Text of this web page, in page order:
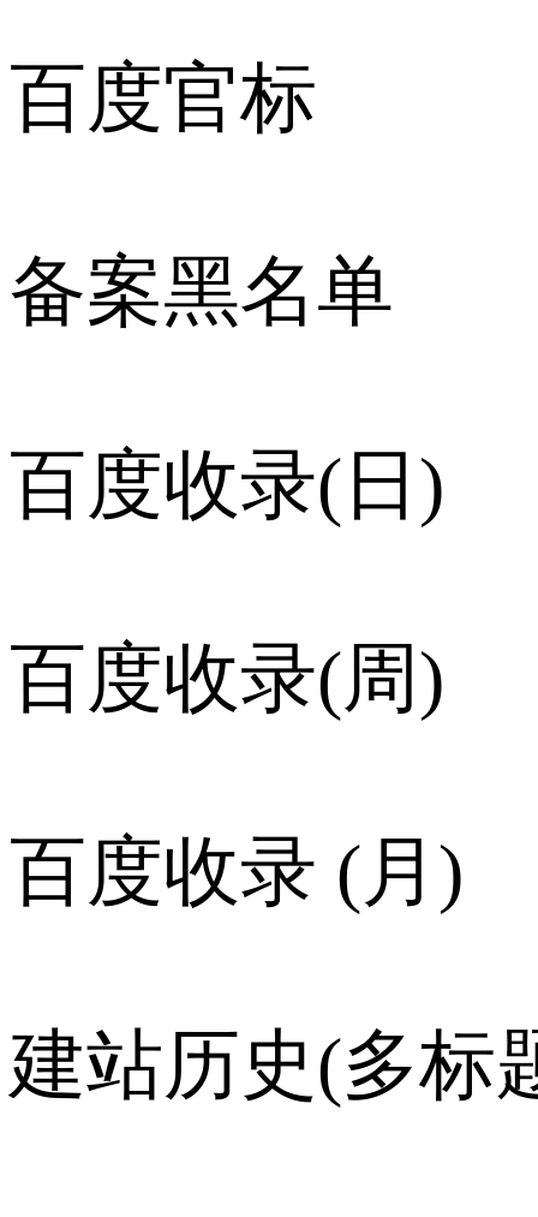
百度官标
备案黑名单
百度收录(日)
百度收录(周)
百度收录 (月)
建站历史(多标